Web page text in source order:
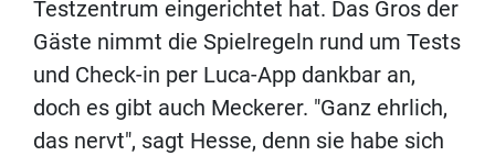
Testzentrum eingerichtet hat. Das Gros der
Gäste nimmt die Spielregeln rund um Tests
und Check-in per Luca-App dankbar an,
doch es gibt auch Meckerer. "Ganz ehrlich,
das nervt", sagt Hesse, denn sie habe sich